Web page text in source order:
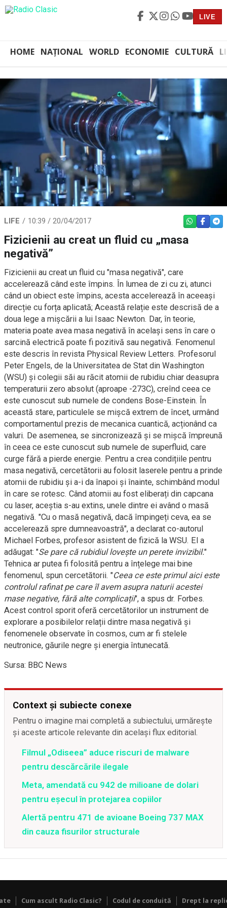
LIVE
HOME NAȚIONAL WORLD ECONOMIE CULTURĂ
LIFE 10:39 / 20/04/2017 WHATSAPP
Fizicienii au creat un fluid cu „masa
negativă”
Fizicienii au creat un fluid cu "masa negativă", care
accelerează când este împins. În lumea de zi cu zi, atunci
când un obiect este împins, acesta accelerează în aceeași
direcție cu forța aplicată; Această relație este descrisă de a
doua lege a mișcării a lui Isaac Newton. Dar, în teorie,
materia poate avea masa negativă în același sens în care o
sarcină electrică poate fi pozitivă sau negativă. Fenomenul
este descris în revista Physical Review Letters. Profesorul
Peter Engels, de la Universitatea de Stat din Washington
(WSU) și colegii săi au răcit atomii de rubidiu chiar deasupra
temperaturii zero absolut (aproape -273C), creînd ceea ce
este cunoscut sub numele de condens Bose-Einstein. În
această stare, particulele se mișcă extrem de încet, urmând
comportamentul prezis de mecanica cuantică, acționând ca
valuri. De asemenea, se sincronizează și se mișcă împreună
în ceea ce este cunoscut sub numele de superfluid, care
curge fără a pierde energie. Pentru a crea condițiile pentru
masa negativă, cercetătorii au folosit laserele pentru a prinde
atomii de rubidiu și a-i da înapoi și înainte, schimbând modul
în care se rotesc. Când atomii au fost eliberați din capcana
cu laser, aceștia s-au extins, unele dintre ei având o masă
negativă. "Cu o masă negativă, dacă împingeți ceva, ea se
accelerează spre dumneavoastră", a declarat co-autorul
Michael Forbes, profesor asistent de fizică la WSU. El a
adăugat: "Se pare că rubidiul lovește un perete invizibil."
Tehnica ar putea fi folosită pentru a înțelege mai bine
fenomenul, spun cercetătorii. "Ceea ce este primul aici este
controlul rafinat pe care îl avem asupra naturii acestei
mase negative, fără alte complicații", a spus dr. Forbes.
Acest control sporit oferă cercetătorilor un instrument de
explorare a posibilelor relații dintre masa negativă și
fenomenele observate în cosmos, cum ar fi stelele
neutronice, găurile negre și energia întunecată.
Sursa: BBC News
Context și subiecte conexe
Pentru o imagine mai completă a subiectului, urmărește
și aceste articole relevante din același flux editorial.
Filmul „Odiseea” aduce riscuri de malware
pentru descărcările ilegale
Meta, amendată cu 942 de milioane de dolari
pentru eșecul în protejarea copiilor
Alertă pentru 471 de avioane Boeing 737 MAX
din cauza fisurilor structurale
Cum ascult Radio Clasic? Codul de conduită Drept la